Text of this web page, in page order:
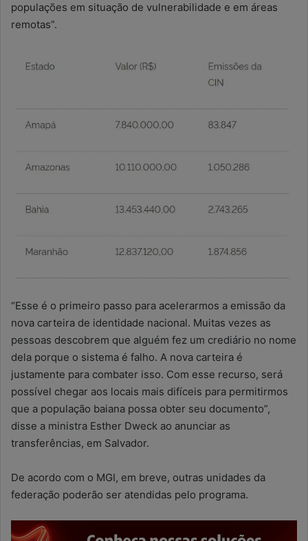
populações em situação de vulnerabilidade e em áreas
remotas”.
“Esse é o primeiro passo para acelerarmos a emissão da
nova carteira de identidade nacional. Muitas vezes as
pessoas descobrem que alguém fez um crediário no nome
dela porque o sistema é falho. A nova carteira é
justamente para combater isso. Com esse recurso, será
possível chegar aos locais mais difíceis para permitirmos
que a população baiana possa obter seu documento”,
disse a ministra Esther Dweck ao anunciar as
transferências, em Salvador.
De acordo com o MGI, em breve, outras unidades da
federação poderão ser atendidas pelo programa.